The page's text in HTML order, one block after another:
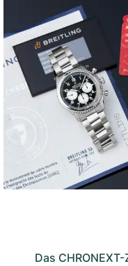
Das